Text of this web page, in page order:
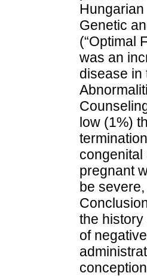
Genetic
(“Optimal
was an
disease in
low (1%)
pregnant
be
the
of